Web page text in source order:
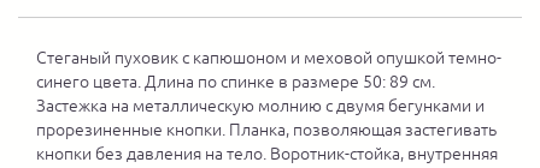
Стеганый пуховик с капюшоном и меховой опушкой темно-
синего цвета. Длина по спинке в размере 50: 89 см.
Застежка на металлическую молнию с двумя бегунками и
прорезиненные кнопки. Планка, позволяющая застегивать
кнопки без давления на тело. Воротник-стойка, внутренняя